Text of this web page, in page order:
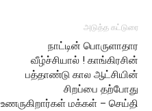
அடுத்த கட்டுரை
நாட்டின் பொருளாதார
வீழ்ச்சியால் ! காங்கிரசின்
பத்தாண்டு கால ஆட்சியின்
சிறப்பை தற்போது
உணருகிறார்கள் மக்கள் – செய்தி